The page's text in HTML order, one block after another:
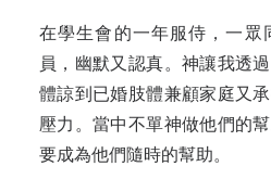
在學生會的一年服侍，一眾
員，幽默又認真。神讓我透
體諒到已婚肢體兼顧家庭又
壓力。當中不單神做他們的
要成為他們隨時的幫助。